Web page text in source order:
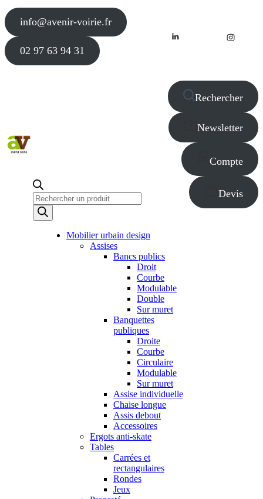
info@avenir-voirie.fr
02 97 63 94 31
Recherche
de
produits
Rechercher
Newsletter
Compte
Devis
Mobilier urbain design
Assises
Bancs publics
Droit
Courbe
Modulable
Double
Sur muret
Banquettes
publiques
Droite
Courbe
Circulaire
Modulable
Sur muret
Assise individuelle
Chaise longue
Assis debout
Accessoires
Ergots anti-skate
Tables
Carrées et
rectangulaires
Rondes
Jeux